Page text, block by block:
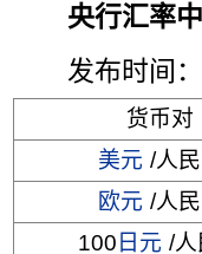
央行汇率
发布时间：
货币对
美元 /人
欧元 /人
100 日元 /人